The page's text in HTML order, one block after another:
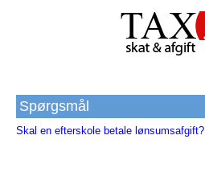
Spørgsmål
Skal en efterskole betale lønsumsafgift?